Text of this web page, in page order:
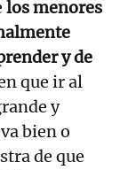
los menores
y de
que ir al
y
bien o
de que